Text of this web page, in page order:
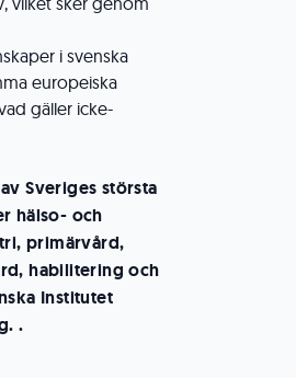
i svenska
europeiska
gäller icke-
Sveriges största
hälso- och
primärvård,
habilitering och
Institutet
.